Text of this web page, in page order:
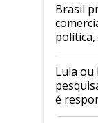
Brasil
Faesp
Lula ou
é
tarifaço